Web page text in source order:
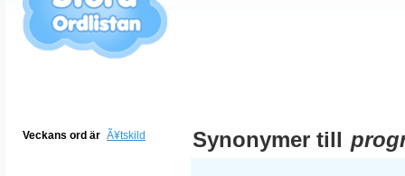
Veckans ord är Ã¥tskild Synonymer till